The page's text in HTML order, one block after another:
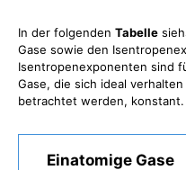
In der folgenden Tabelle
Gase sowie den
Isentropenexponenten sind
Gase, die sich ideal
betrachtet werden, konstant.
Einatomige Gase